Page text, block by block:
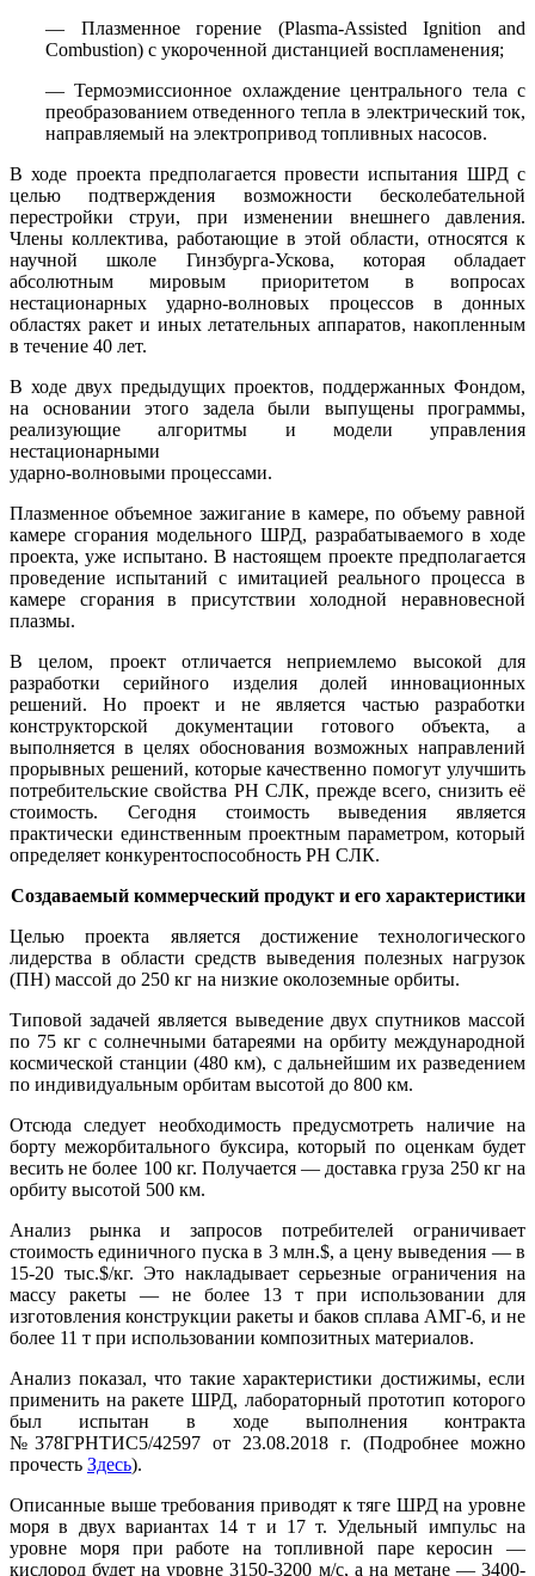
— Плазменное горение (Plasma-Assisted Ignition and
Combustion) с укороченной дистанцией воспламенения;
— Термоэмиссионное охлаждение центрального тела с
преобразованием отведенного тепла в электрический ток,
направляемый на электропривод топливных насосов.
В ходе проекта предполагается провести испытания ШРД с
целью подтверждения возможности бесколебательной
перестройки струи, при изменении внешнего давления.
Члены коллектива, работающие в этой области, относятся к
научной школе Гинзбурга-Ускова, которая обладает
абсолютным мировым приоритетом в вопросах
нестационарных ударно-волновых процессов в донных
областях ракет и иных летательных аппаратов, накопленным
в течение 40 лет.
В ходе двух предыдущих проектов, поддержанных Фондом,
на основании этого задела были выпущены программы,
реализующие алгоритмы и модели управления
нестационарными
ударно-волновыми процессами.
Плазменное объемное зажигание в камере, по объему равной
камере сгорания модельного ШРД, разрабатываемого в ходе
проекта, уже испытано. В настоящем проекте предполагается
проведение испытаний с имитацией реального процесса в
камере сгорания в присутствии холодной неравновесной
плазмы.
В целом, проект отличается неприемлемо высокой для
разработки серийного изделия долей инновационных
решений. Но проект и не является частью разработки
конструкторской документации готового объекта, а
выполняется в целях обоснования возможных направлений
прорывных решений, которые качественно помогут улучшить
потребительские свойства РН СЛК, прежде всего, снизить её
стоимость. Сегодня стоимость выведения является
практически единственным проектным параметром, который
определяет конкурентоспособность РН СЛК.
Создаваемый коммерческий продукт и его характеристики
Целью проекта является достижение технологического
лидерства в области средств выведения полезных нагрузок
(ПН) массой до 250 кг на низкие околоземные орбиты.
Типовой задачей является выведение двух спутников массой
по 75 кг с солнечными батареями на орбиту международной
космической станции (480 км), с дальнейшим их разведением
по индивидуальным орбитам высотой до 800 км.
Отсюда следует необходимость предусмотреть наличие на
борту межорбитального буксира, который по оценкам будет
весить не более 100 кг. Получается — доставка груза 250 кг на
орбиту высотой 500 км.
Анализ рынка и запросов потребителей ограничивает
стоимость единичного пуска в 3 млн.$, а цену выведения — в
15-20 тыс.$/кг. Это накладывает серьезные ограничения на
массу ракеты — не более 13 т при использовании для
изготовления конструкции ракеты и баков сплава АМГ-6, и не
более 11 т при использовании композитных материалов.
Анализ показал, что такие характеристики достижимы, если
применить на ракете ШРД, лабораторный прототип которого
был испытан в ходе выполнения контракта
№378ГРНТИС5/42597 от 23.08.2018 г. (Подробнее можно
прочесть Здесь).
Описанные выше требования приводят к тяге ШРД на уровне
моря в двух вариантах 14 т и 17 т. Удельный импульс на
уровне моря при работе на топливной паре керосин —
кислород будет на уровне 3150-3200 м/с, а на метане — 3400-